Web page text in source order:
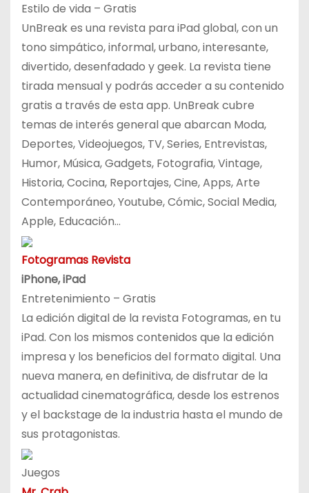
Estilo de vida – Gratis
UnBreak es una revista para iPad global, con un
tono simpático, informal, urbano, interesante,
divertido, desenfadado y geek. La revista tiene
tirada mensual y podrás acceder a su contenido
gratis a través de esta app. UnBreak cubre
temas de interés general que abarcan Moda,
Deportes, Videojuegos, TV, Series, Entrevistas,
Humor, Música, Gadgets, Fotografia, Vintage,
Historia, Cocina, Reportajes, Cine, Apps, Arte
Contemporáneo, Youtube, Cómic, Social Media,
Apple, Educación…
Fotogramas Revista
iPhone, iPad
Entretenimiento – Gratis
La edición digital de la revista Fotogramas, en tu
iPad. Con los mismos contenidos que la edición
impresa y los beneficios del formato digital. Una
nueva manera, en definitiva, de disfrutar de la
actualidad cinematográfica, desde los estrenos
y el backstage de la industria hasta el mundo de
sus protagonistas.
Juegos